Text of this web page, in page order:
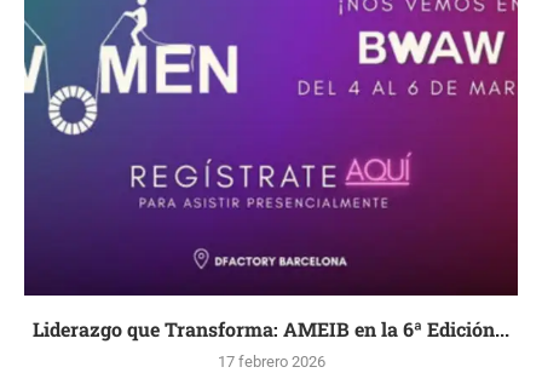
Liderazgo que Transforma: AMEIB en la 6ª Edición...
17 febrero 2026